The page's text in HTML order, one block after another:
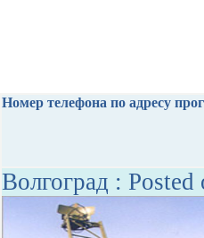
Номер телефона по адресу
Волгоград :